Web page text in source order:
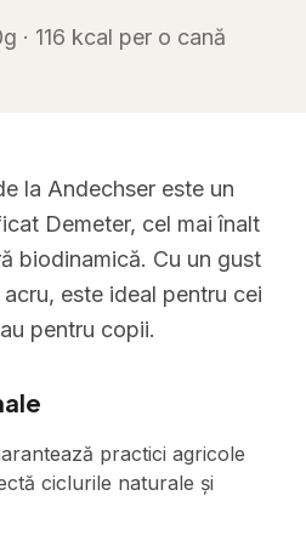
· 116 kcal per o cană
la Andechser este un
Demeter, cel mai înalt
biodinamică. Cu un gust
este ideal pentru cei
pentru copii.
practici agricole
ciclurile naturale și